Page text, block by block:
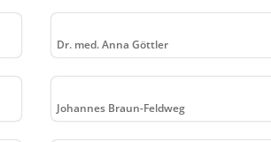
Dr. med. Anna Göttler
Johannes Braun-Feldweg